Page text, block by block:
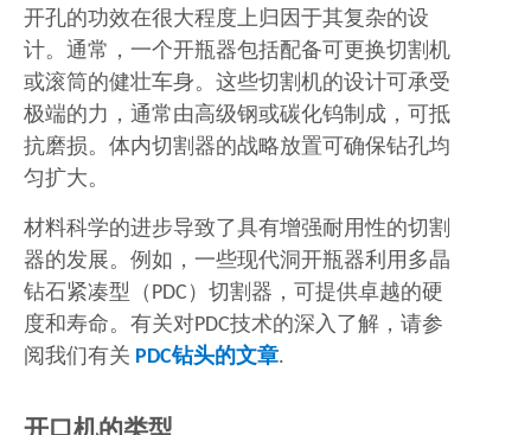
开孔的功效在很大程度上归因于其复杂的设
计。通常，一个开瓶器包括配备可更换切割机
或滚筒的健壮车身。这些切割机的设计可承受
极端的力，通常由高级钢或碳化钨制成，可抵
抗磨损。体内切割器的战略放置可确保钻孔均
匀扩大。
材料科学的进步导致了具有增强耐用性的切割
器的发展。例如，一些现代洞开瓶器利用多晶
钻石紧凑型（PDC）切割器，可提供卓越的硬
度和寿命。有关对PDC技术的深入了解，请参
阅我们有关 PDC钻头的文章.